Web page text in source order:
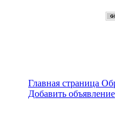
Главная страница
Добавить объявление